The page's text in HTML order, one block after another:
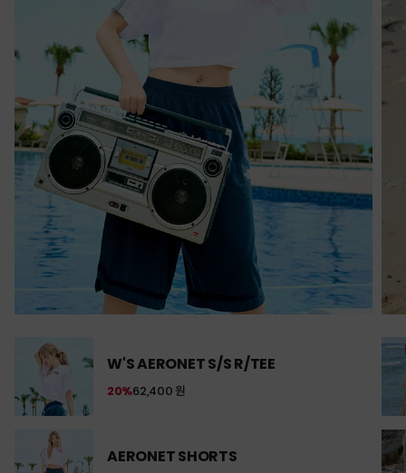
W'S AERONET S/S R/TEE
62,400 원
20%
AERONET SHORTS